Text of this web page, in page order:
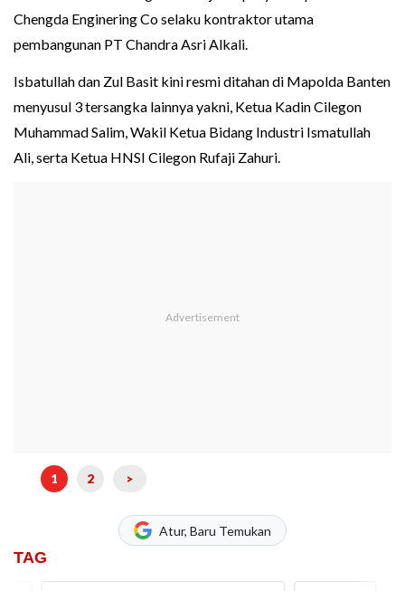
Chengda Enginering Co selaku kontraktor utama
pembangunan PT Chandra Asri Alkali.
Isbatullah dan Zul Basit kini resmi ditahan di Mapolda Banten
menyusul 3 tersangka lainnya yakni, Ketua Kadin Cilegon
Muhammad Salim, Wakil Ketua Bidang Industri Ismatullah
Ali, serta Ketua HNSI Cilegon Rufaji Zahuri.
1 2 >
Atur, Baru Temukan
TAG